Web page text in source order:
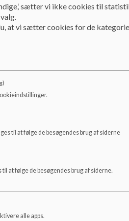
Samtykkeerklæring - forældre 2024
- Lærer
sætter vi ikke cookies til
at vi sætter cookies for de
til at følge de besøgendes brug af siderne
at følge de besøgendes brug af siderne.
alle apps.